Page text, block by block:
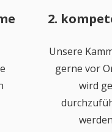
2.
Unsere
gerne vor
wird